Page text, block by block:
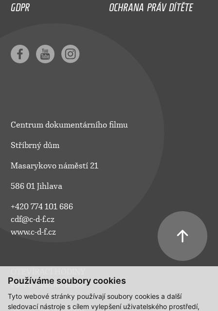
Používáme soubory cookies
Tyto webové stránky používají soubory cookies a další
sledovací nástroje s cílem vylepšení uživatelského prostředí,
GDPR
OCHRANA PRÁV DÍTĚTE
Centrum dokumentárního filmu
Stříbrný dům
Masarykovo náměstí 21
586 01 Jihlava
+420 774 101 686
cdf@c-d-f.cz
www.c-d-f.cz
Po–Pá:
10.00–18.00
So:
na požádání